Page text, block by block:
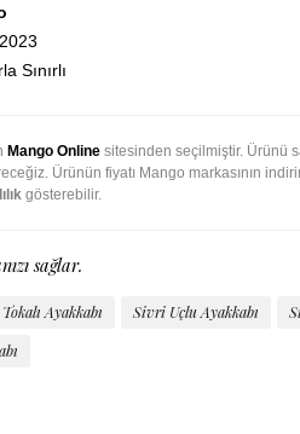
Sınırlı
Mango Onlinesitesinden seçilmiştir. Ürünü
Ürünün fiyatı Mango markasının
gösterebilir.
sağlar.
Ayakkabı Sivri Uçlu Ayakkabı